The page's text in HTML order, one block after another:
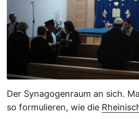
Der Synagogenraum an sich.
so formulieren, wie die